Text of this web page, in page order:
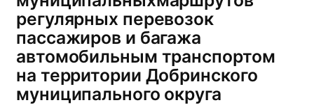
регулярных перевозок
пассажиров и багажа
автомобильным транспортом
на территории Добринского
муниципального округа